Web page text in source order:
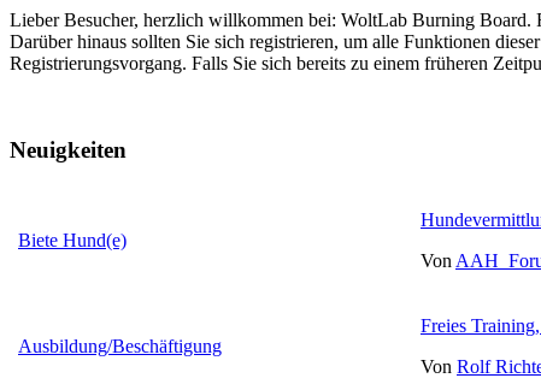
Lieber Besucher, herzlich willkommen bei: WoltLab Burning Board.
Darüber hinaus sollten Sie sich registrieren, um alle Funktionen
Registrierungsvorgang. Falls Sie sich bereits zu einem früheren
Neuigkeiten
Biete Hund(e)
Von
Ausbildung/Beschäftigung
Freies
Von Rolf